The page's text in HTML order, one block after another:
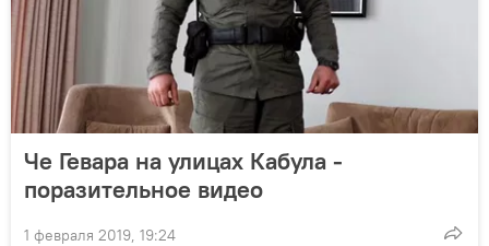
Че Гевара на улицах Кабула -
поразительное видео
1 февраля 2019, 19:24